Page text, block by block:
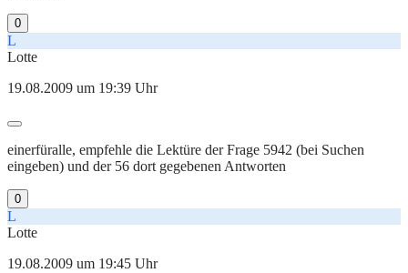
0
L
Lotte
19.08.2009 um 19:39 Uhr
einerfüralle, empfehle die Lektüre der Frage 5942 (bei Suchen
eingeben) und der 56 dort gegebenen Antworten
0
L
Lotte
19.08.2009 um 19:45 Uhr